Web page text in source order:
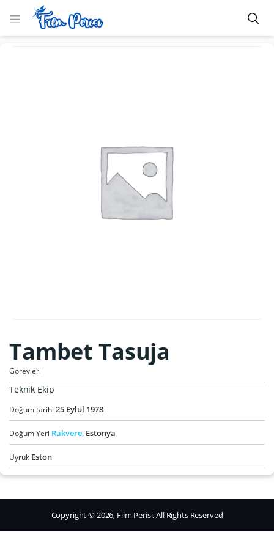
Tambet Tasuja
Görevleri
Teknik Ekip
Doğum tarihi 25 Eylül 1978
Doğum Yeri Rakvere, Estonya
Uyruk Eston
Copyright © 2026, Film Perisi. All Rights Reserved